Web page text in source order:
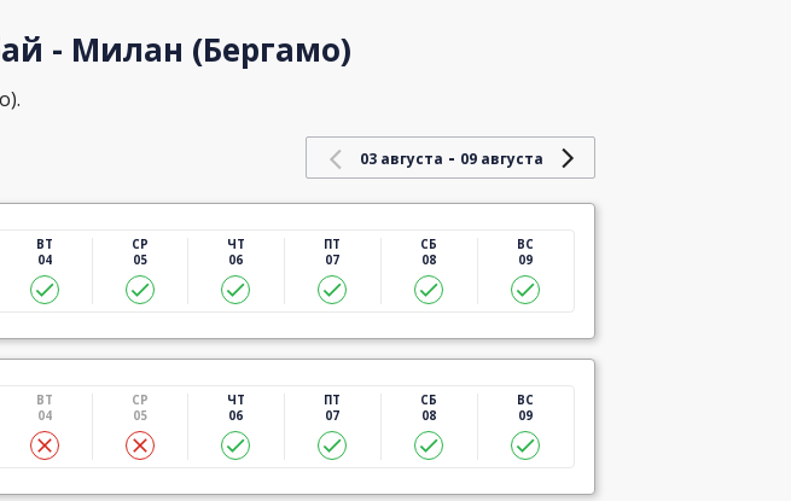
- Милан (Бергамо)
03 августа - 09 августа
ВТ
04
СР
05
ЧТ
06
ПТ
07
СБ
08
ВС
09
ВТ
04
СР
05
ЧТ
06
ПТ
07
СБ
08
ВС
09